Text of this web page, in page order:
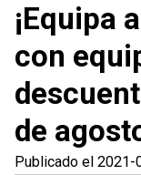
¡Equipa
con
de
Publicado el 2021-